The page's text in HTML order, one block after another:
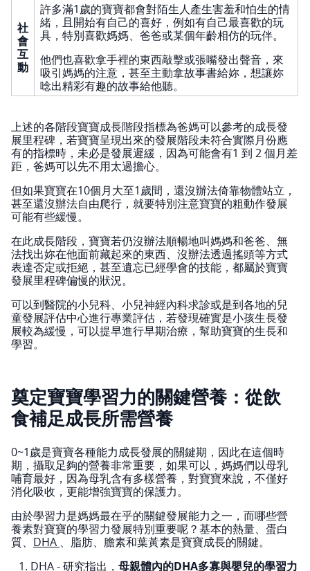
社
會
互
動
許多滿1歲的寶寶都會對陌生人產生害羞和怕生的情
緒，且開始有自己的喜好，例如有自己最喜歡的玩
具，特別喜歡媽媽、爸爸或某個年齡相仿的玩伴。
他們也喜歡拿手裡的東西敲擊或張嘴發出聲音，來
吸引媽媽的注意，甚至主動拿故事書給妳，想讓妳
唸出精彩有趣的故事給他聽。
上述的各階段寶寶成長階段指標為爸媽可以參考的成長發
展里程碑，若寶寶呈現出來的發展階段未符合實際月份應
有的指標時，未必是發展遲緩，因為可能會有1 到 2 個月差
距，爸媽可以先不用太過擔心。
但如果寶寶在10個月大至1歲間，還沒辦法倚靠物體站立，
甚至還沒辦法自由爬行，就要特別注意寶寶的粗動作發展
可能有些緩慢。
在此成長階段，寶寶若仍沒辦法順暢地叫媽媽和爸爸、無
法找出妳在他面前藏起來的東西、沒辦法透過搖頭等方式
表達否定或拒絕，甚至遺忘已經學會的技能，都屬於寶寶
發展里程碑偏慢的狀況。
可以到醫院的小兒科、小兒神經內科求診或是到各地的兒
童發展評估中心進行專業評估，若發現確實是小孩生長發
展較為緩慢，可以提早進行早期治療，幫助寶寶的生長和
學習。
奠定寶寶學習力的關鍵營養：從飲
食補足成長所需營養
0~1歲是寶寶各種能力成長發展的關鍵期，因此在這個時
期，攝取足夠的營養非常重要，如果可以，媽媽們以母乳
哺育最好，因為母乳含有多樣營養，對寶寶來說，不僅好
消化吸收，更能增強寶寶的保護力。
由於學習力是媽媽最在乎的關鍵發展能力之一，而哪些營
養素對寶寶的學習力發展特別重要呢？基本的熱量、蛋白
質、 DHA 、脂肪、膽素和葉黃素是寶寶成長的關鍵。
DHA - 研究指出， 母親體內的DHA多寡與嬰兒的學習力